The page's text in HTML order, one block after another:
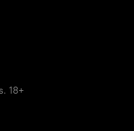
18+